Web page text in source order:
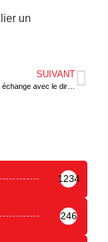
un
SUIVANT
Le CNP-Togo échange avec le directeur général du BIT sur la coopération et le dialogue social
1234
246